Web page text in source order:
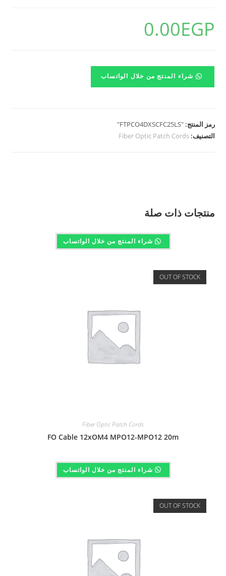
0.00EGP
شراء المنتج من خلال الواتساب
رمز المنتج:"FTPCO4DXSCFC25LS"
التصنيف:Fiber Optic Patch Cords
منتجات ذات صلة
شراء المنتج من خلال الواتساب
OUT OF STOCK
Fiber Optic Patch Cords
FO Cable 12xOM4 MPO12-MPO12 20m
شراء المنتج من خلال الواتساب
OUT OF STOCK